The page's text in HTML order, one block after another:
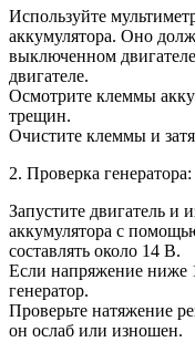
Используйте
аккумулятора. Оно
выключенном
двигателе.
Осмотрите клеммы
трещин.
Очистите клеммы и
2. Проверка генератора:
Запустите двигатель и
аккумулятора с
составлять около 14 В.
Если напряжение ниже
генератор.
Проверьте натяжение
он ослаб или изношен.